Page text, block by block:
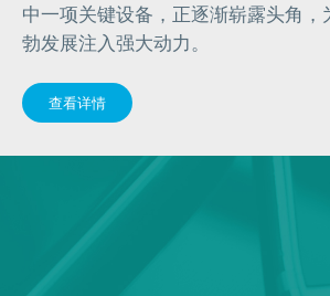
中一项关键设备，正逐渐崭露头角，
勃发展注入强大动力。
查看详情